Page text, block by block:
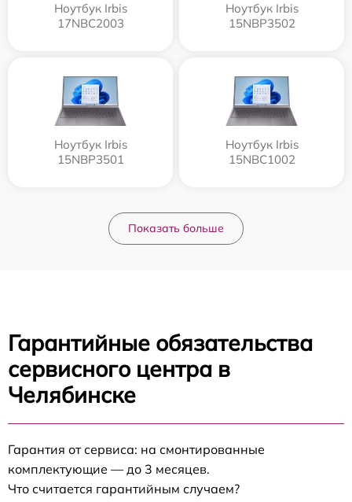
Ноутбук Irbis
17NBC2003
Ноутбук Irbis
15NBP3502
Ноутбук Irbis
15NBP3501
Ноутбук Irbis
15NBC1002
Показать больше
Гарантийные обязательства
сервисного центра в
Челябинске
Гарантия от сервиса: на смонтированные
комплектующие — до 3 месяцев.
Что считается гарантийным случаем?